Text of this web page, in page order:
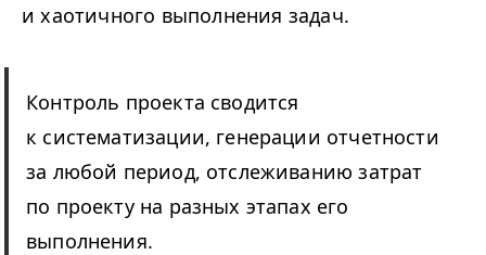
и хаотичного выполнения задач.
Контроль проекта сводится
к систематизации, генерации отчетности
за любой период, отслеживанию затрат
по проекту на разных этапах его
выполнения.